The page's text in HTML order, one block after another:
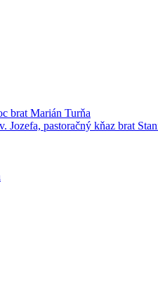
brat Marián Turňa
Jozefa, pastoračný kňaz brat